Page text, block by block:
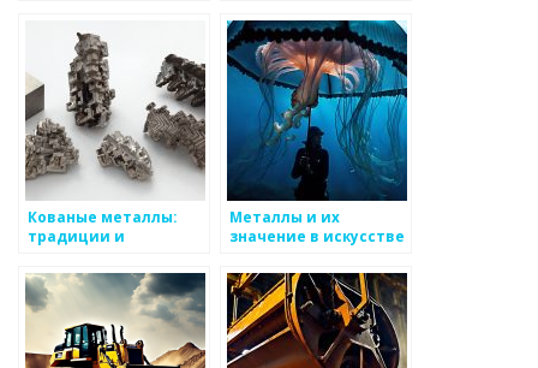
применения
Кованые металлы:
традиции и
Металлы и их
значение в искусстве